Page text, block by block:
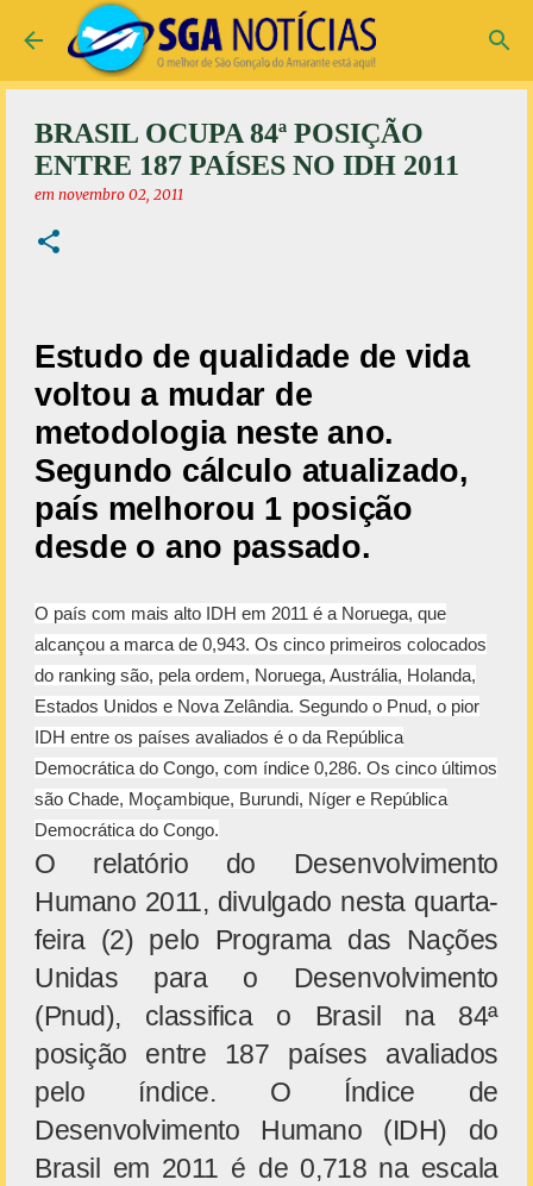
Pular para o conteúdo principal
BRASIL OCUPA 84ª POSIÇÃO
ENTRE 187 PAÍSES NO IDH 2011
em novembro 02, 2011
Estudo de qualidade de vida
voltou a mudar de
metodologia neste ano.
Segundo cálculo atualizado,
país melhorou 1 posição
desde o ano passado.
O país com mais alto IDH em 2011 é a Noruega, que
alcançou a marca de 0,943. Os cinco primeiros colocados
do ranking são, pela ordem, Noruega, Austrália, Holanda,
Estados Unidos e Nova Zelândia. Segundo o Pnud, o pior
IDH entre os países avaliados é o da República
Democrática do Congo, com índice 0,286. Os cinco últimos
são Chade, Moçambique, Burundi, Níger e República
Democrática do Congo.
O relatório do Desenvolvimento
Humano 2011, divulgado nesta quarta-
feira (2) pelo Programa das Nações
Unidas para o Desenvolvimento
(Pnud), classifica o Brasil na 84ª
posição entre 187 países avaliados
pelo índice. O Índice de
Desenvolvimento Humano (IDH) do
Brasil em 2011 é de 0,718 na escala